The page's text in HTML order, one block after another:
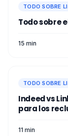
TODO SOBRE
Todo sobre
15 min
TODO SOBRE
Indeed vs
para los
11 min